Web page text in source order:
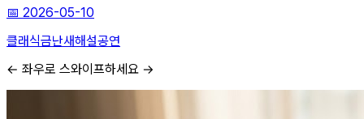
📅 2026-05-10
클래식금난새해설공연
← 좌우로 스와이프하세요 →